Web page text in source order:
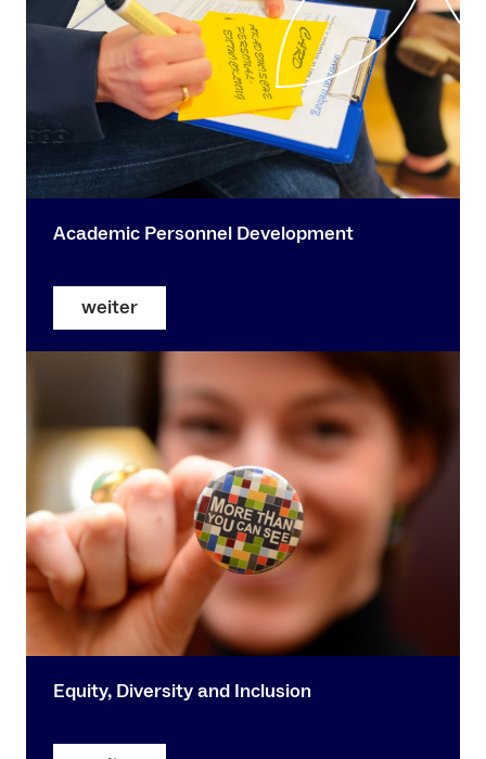
Academic Personnel Development
weiter
Equity, Diversity and Inclusion